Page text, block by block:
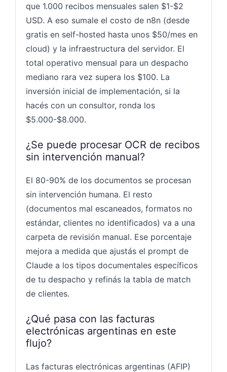
que 1.000 recibos mensuales salen $1-$2
USD. A eso sumale el costo de n8n (desde
gratis en self-hosted hasta unos $50/mes en
cloud) y la infraestructura del servidor. El
total operativo mensual para un despacho
mediano rara vez supera los $100. La
inversión inicial de implementación, si la
hacés con un consultor, ronda los
$5.000-$8.000.
¿Se puede procesar OCR de recibos
sin intervención manual?
El 80-90% de los documentos se procesan
sin intervención humana. El resto
(documentos mal escaneados, formatos no
estándar, clientes no identificados) va a una
carpeta de revisión manual. Ese porcentaje
mejora a medida que ajustás el prompt de
Claude a los tipos documentales específicos
de tu despacho y refinás la tabla de match
de clientes.
¿Qué pasa con las facturas
electrónicas argentinas en este
flujo?
Las facturas electrónicas argentinas (AFIP)